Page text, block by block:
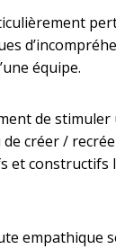
équipe.
de
créer /
constructifs